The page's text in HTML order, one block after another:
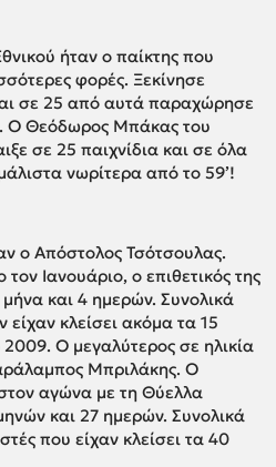
ήταν ο παίκτης που
φορές. Ξεκίνησε
σε 25 από αυτά παραχώρησε
Ο Θεόδωρος Μπάκας του
σε 25 παιχνίδια και σε όλα
νωρίτερα από το 59’!
ο Απόστολος Τσότσουλας.
Ιανουάριο, ο επιθετικός της
και 4 ημερών. Συνολικά
είχαν κλείσει ακόμα τα 15
Ο μεγαλύτερος σε ηλικία
Μπριλάκης. Ο
αγώνα με τη Θύελλα
και 27 ημερών. Συνολικά
που είχαν κλείσει τα 40